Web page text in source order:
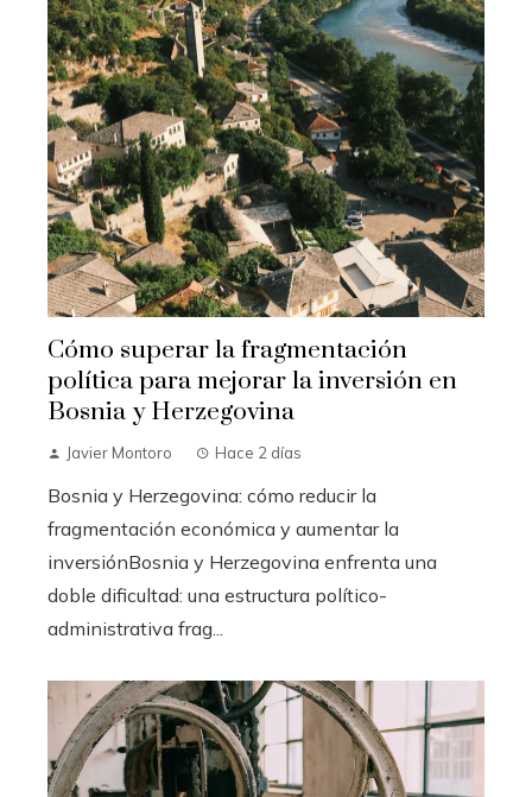
Cómo superar la fragmentación
política para mejorar la inversión en
Bosnia y Herzegovina
Javier Montoro Hace 2 días
Bosnia y Herzegovina: cómo reducir la
fragmentación económica y aumentar la
inversiónBosnia y Herzegovina enfrenta una
doble dificultad: una estructura político-
administrativa frag...